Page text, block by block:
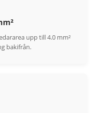
upp till 4.0 mm²
bakifrån.